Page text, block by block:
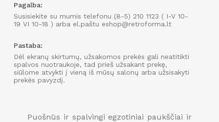
Puošnūs ir spalvingi egzotiniai paukščiai ir
Pagalba:
Susisiekite su mumis telefonu (8-5) 210 1123 ( I-V 10-
19 VI 10-18 ) arba el.paštu eshop@retroforma.lt
Pastaba:
Dėl ekranų skirtumų, užsakomos prekės gali neatitikti
spalvos nuotraukoje, tad prieš užsakant prekę,
siūlome atvykti į vieną iš mūsų salonų arba užsisakyti
prekės pavyzdį.
Užsisakyk naujienlaiškį